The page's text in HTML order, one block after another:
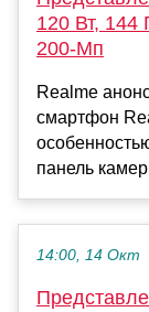
120 Вт, 144
200-Мп
Realme
смартфон
панель
14:00, 14 Окт